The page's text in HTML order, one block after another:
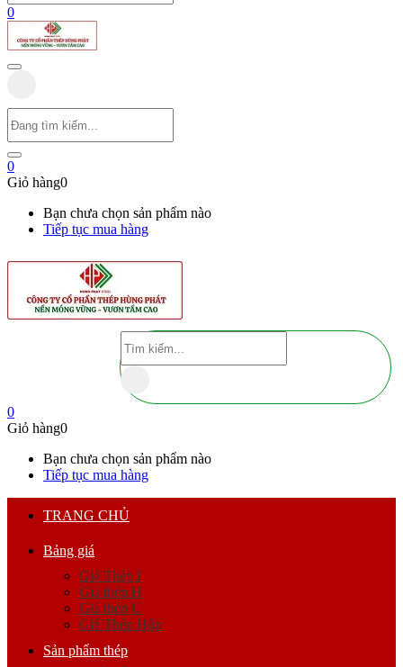
0
0
Giỏ hàng0
Bạn chưa chọn sản phẩm nào
Tiếp tục mua hàng
0
Giỏ hàng0
Bạn chưa chọn sản phẩm nào
Tiếp tục mua hàng
TRANG CHỦ
Bảng giá
Giá Thép I
Giá thép H
Giá thép U
Giá Thép Hộp
Sản phẩm thép